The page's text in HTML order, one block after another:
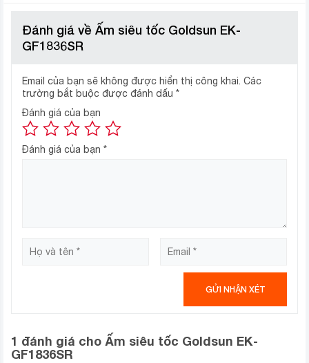
nhiều nước nóng, đáp ứng nhu cầu sử dụng tối ưu cho
gia đình có từ 3 – 4 người dùng.
Thang hiển thị mực nước giúp bạn dễ dàng điều
chỉnh lượng nước cho vào bình
mức tối đa, để quá trình đun nước an toàn, hiệu quả
Đánh giá về Ấm siêu tốc Goldsun EK-
GF1836SR
Email của bạn sẽ không được hiển thị công khai. Các
trường bắt buộc được đánh dấu *
Đánh giá của bạn
Đánh giá của bạn *
1 đánh giá cho Ấm siêu tốc Goldsun EK-
GF1836SR